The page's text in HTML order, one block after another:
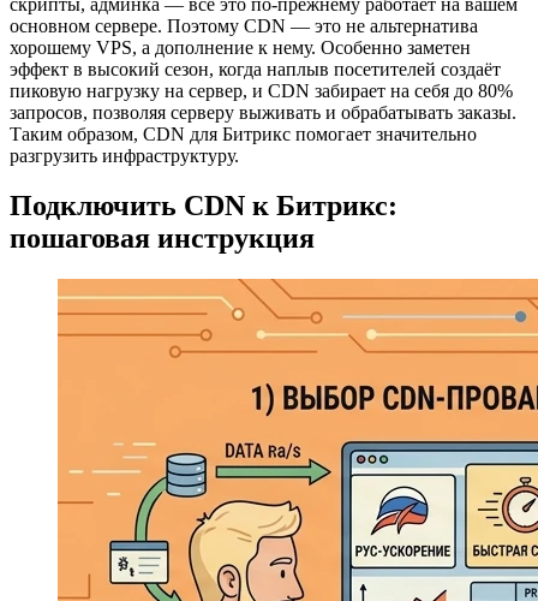
основном сервере. Поэтому CDN — это не альтернатива
хорошему VPS, а дополнение к нему. Особенно заметен
эффект в высокий сезон, когда наплыв посетителей создаёт
пиковую нагрузку на сервер, и CDN забирает на себя до 80%
запросов, позволяя серверу выживать и обрабатывать заказы.
Таким образом, CDN для Битрикс помогает значительно
разгрузить инфраструктуру.
Подключить CDN к Битрикс:
пошаговая инструкция